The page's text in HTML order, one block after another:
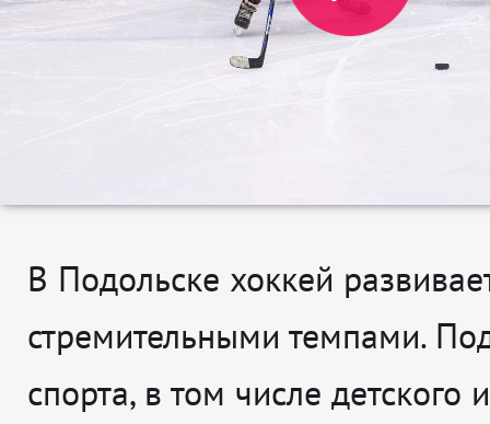
В Подольске хоккей
стремительными темпами.
спорта, в том числе детского